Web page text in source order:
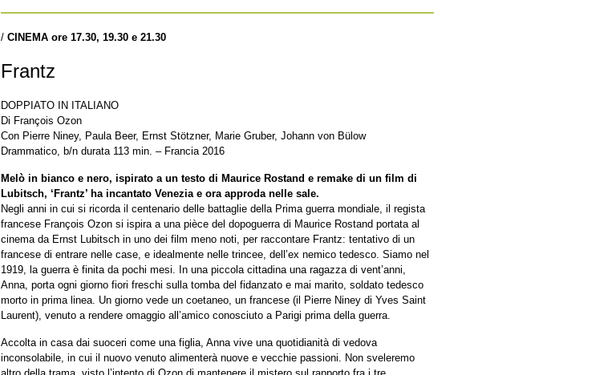
/ CINEMA ore 17.30, 19.30 e 21.30
Frantz
DOPPIATO IN ITALIANO
Di François Ozon
Con Pierre Niney, Paula Beer, Ernst Stötzner, Marie Gruber, Johann von Bülow
Drammatico, b/n durata 113 min. – Francia 2016
Melò in bianco e nero, ispirato a un testo di Maurice Rostand e remake di un film di
Lubitsch, ‘Frantz’ ha incantato Venezia e ora approda nelle sale.
Negli anni in cui si ricorda il centenario delle battaglie della Prima guerra mondiale, il regista
francese François Ozon si ispira a una pièce del dopoguerra di Maurice Rostand portata al
cinema da Ernst Lubitsch in uno dei film meno noti, per raccontare Frantz: tentativo di un
francese di entrare nelle case, e idealmente nelle trincee, dell’ex nemico tedesco. Siamo nel
1919, la guerra è finita da pochi mesi. In una piccola cittadina una ragazza di vent’anni,
Anna, porta ogni giorno fiori freschi sulla tomba del fidanzato e mai marito, soldato tedesco
morto in prima linea. Un giorno vede un coetaneo, un francese (il Pierre Niney di Yves Saint
Laurent), venuto a rendere omaggio all’amico conosciuto a Parigi prima della guerra.
Accolta in casa dai suoceri come una figlia, Anna vive una quotidianità di vedova
inconsolabile, in cui il nuovo venuto alimenterà nuove e vecchie passioni. Non sveleremo